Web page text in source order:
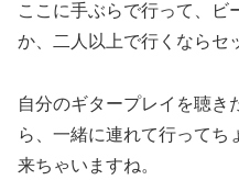
ここに手ぶらで行って、ビ
か、二人以上で行くならセ
自分のギタープレイを聴き
ら、一緒に連れて行ってち
来ちゃいますね。